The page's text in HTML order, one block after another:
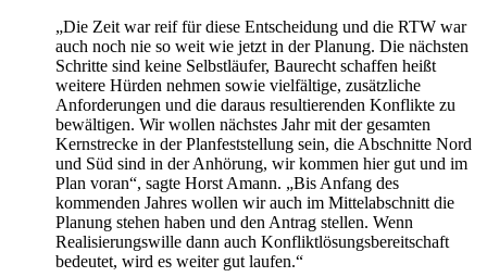
„Die Zeit war reif für diese Entscheidung und die RTW war
auch noch nie so weit wie jetzt in der Planung. Die nächsten
Schritte sind keine Selbstläufer, Baurecht schaffen heißt
weitere Hürden nehmen sowie vielfältige, zusätzliche
Anforderungen und die daraus resultierenden Konflikte zu
bewältigen. Wir wollen nächstes Jahr mit der gesamten
Kernstrecke in der Planfeststellung sein, die Abschnitte Nord
und Süd sind in der Anhörung, wir kommen hier gut und im
Plan voran“, sagte Horst Amann. „Bis Anfang des
kommenden Jahres wollen wir auch im Mittelabschnitt die
Planung stehen haben und den Antrag stellen. Wenn
Realisierungswille dann auch Konfliktlösungsbereitschaft
bedeutet, wird es weiter gut laufen.“